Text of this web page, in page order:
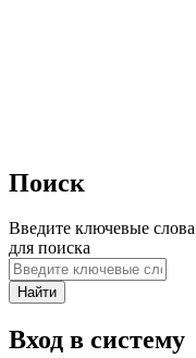
Поиск
Введите ключевые слова
для поиска
Вход в систему